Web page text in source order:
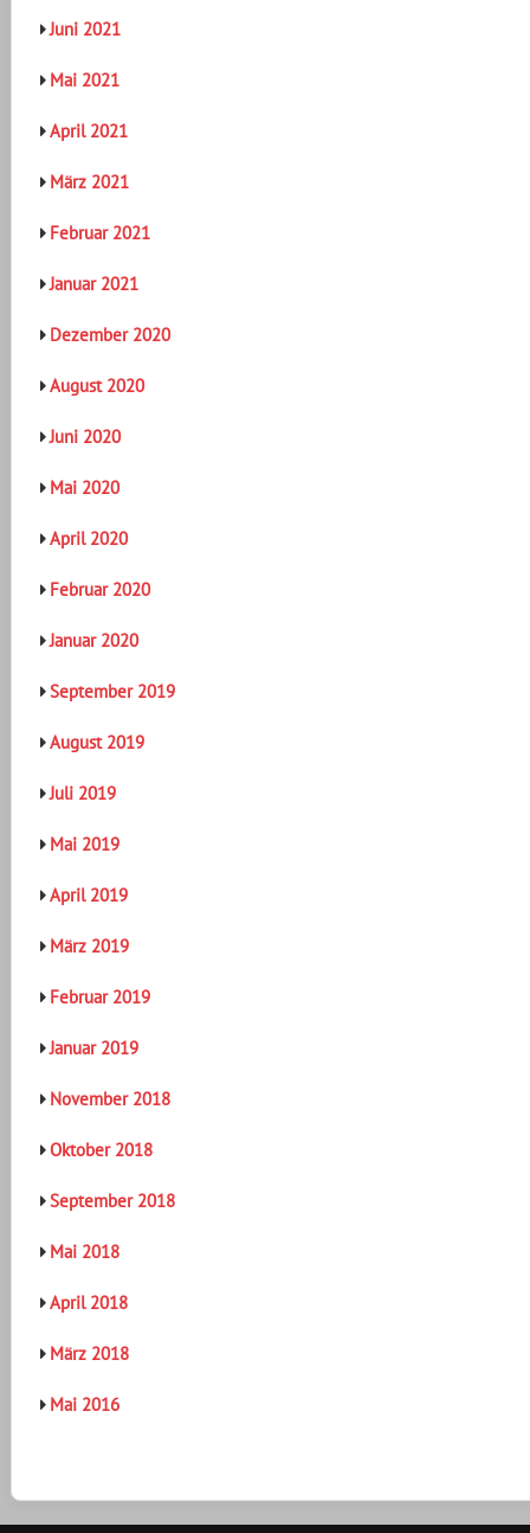
Juni 2021
Mai 2021
April 2021
März 2021
Februar 2021
Januar 2021
Dezember 2020
August 2020
Juni 2020
Mai 2020
April 2020
Februar 2020
Januar 2020
September 2019
August 2019
Juli 2019
Mai 2019
April 2019
März 2019
Februar 2019
Januar 2019
November 2018
Oktober 2018
September 2018
Mai 2018
April 2018
März 2018
Mai 2016